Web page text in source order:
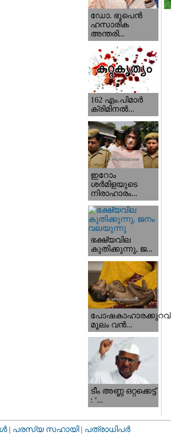
ഡോ. ഭൂപെന്‍
ഹസാരിക
അന്തരി...
162 എം.പിമാര്‍
ക്രിമിനല്‍...
ഇറോം
ശര്‍മിളയുടെ
നിരാഹാരം...
ഭക്ഷ്യവില
കുതിക്കുന്നു, ജ...
പോഷകാഹാരക്കുറവ്
മൂലം വന്‍...
ടീം അണ്ണ ഒറ്റക്കെട്ട്
: ‘...
| പരസ്യ സഹായി | പത്രാധിപര്‍